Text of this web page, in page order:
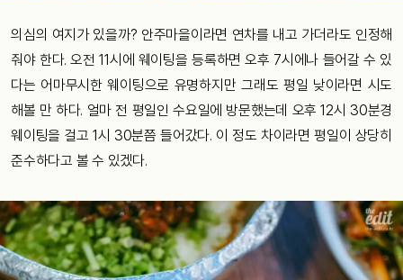
의심의 여지가 있을까? 안주마을이라면 연차를 내고 가더라도 인정해
줘야 한다. 오전 11시에 웨이팅을 등록하면 오후 7시에나 들어갈 수 있
다는 어마무시한 웨이팅으로 유명하지만 그래도 평일 낮이라면 시도
해볼 만 하다. 얼마 전 평일인 수요일에 방문했는데 오후 12시 30분경
웨이팅을 걸고 1시 30분쯤 들어갔다. 이 정도 차이라면 평일이 상당히
준수하다고 볼 수 있겠다.